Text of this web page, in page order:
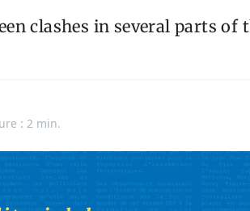
clashes in several parts
: 2 min.